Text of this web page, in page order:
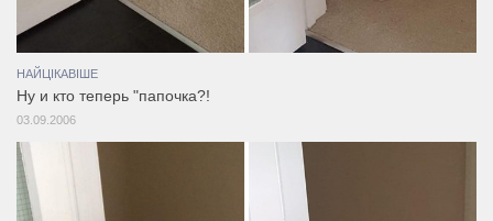
НАЙЦІКАВІШЕ
Ну и кто теперь "папочка?!
03.09.2006